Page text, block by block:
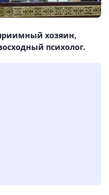
хозяин,
психолог.